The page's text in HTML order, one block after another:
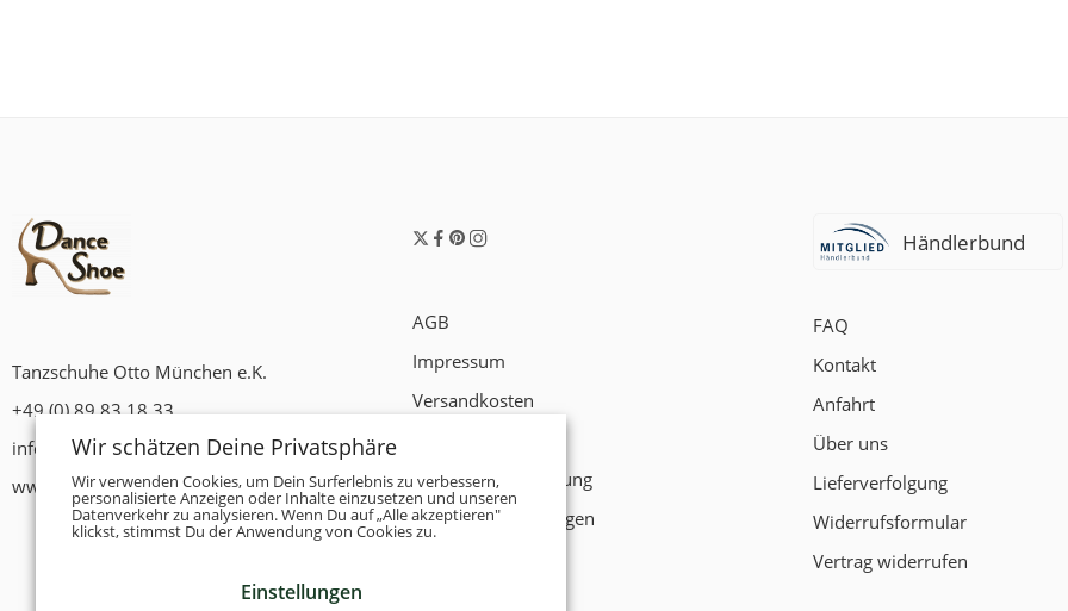
Tanzschuhe Otto München e.K.
+49 (0) 89 83 18 33
info@tanzschuhe-muenchen.de
www.tanzschuhe-muenchen.de
AGB
Impressum
Versandkosten
Datenschutzerklärung
Zahlungsbedingungen
Händlerbund
FAQ
Kontakt
Anfahrt
Über uns
Lieferverfolgung
Widerrufsformular
Vertrag widerrufen
Wir schätzen Deine Privatsphäre
Wir verwenden Cookies, um Dein Surferlebnis zu verbessern,
personalisierte Anzeigen oder Inhalte einzusetzen und unseren
Datenverkehr zu analysieren. Wenn Du auf „Alle akzeptieren"
klickst, stimmst Du der Anwendung von Cookies zu.
Einstellungen